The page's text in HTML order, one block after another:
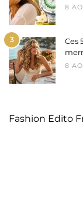
8
3
Ces
8
Fashion Edito